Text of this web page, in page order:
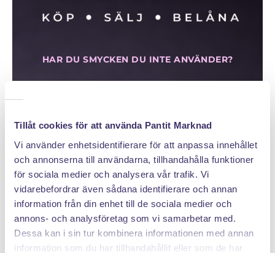
Tillåt cookies för att använda Pantit Marknad
Vi använder enhetsidentifierare för att anpassa innehållet
och annonserna till användarna, tillhandahålla funktioner
för sociala medier och analysera vår trafik. Vi
vidarebefordrar även sådana identifierare och annan
information från din enhet till de sociala medier och
annons- och analysföretag som vi samarbetar med.
Dessa kan i sin tur kombinera informationen med annan
information som du har tillhandahållit eller som de har
HAR DU SMYCKEN DU INTE ANVÄNDER?
884 KR
Klicka hem en pantpåse